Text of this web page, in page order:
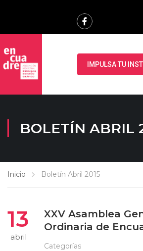
IMPULSA TU
BOLETÍN ABRIL
Inicio Boletín Abril 2015
13
abril
XXV Asamblea
Ordinaria de
Categorías